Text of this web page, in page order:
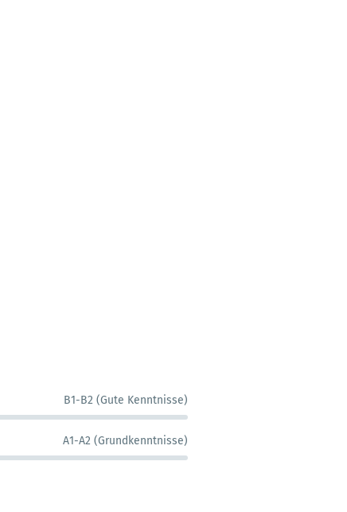
B1-B2 (Gute Kenntnisse)
A1-A2 (Grundkenntnisse)